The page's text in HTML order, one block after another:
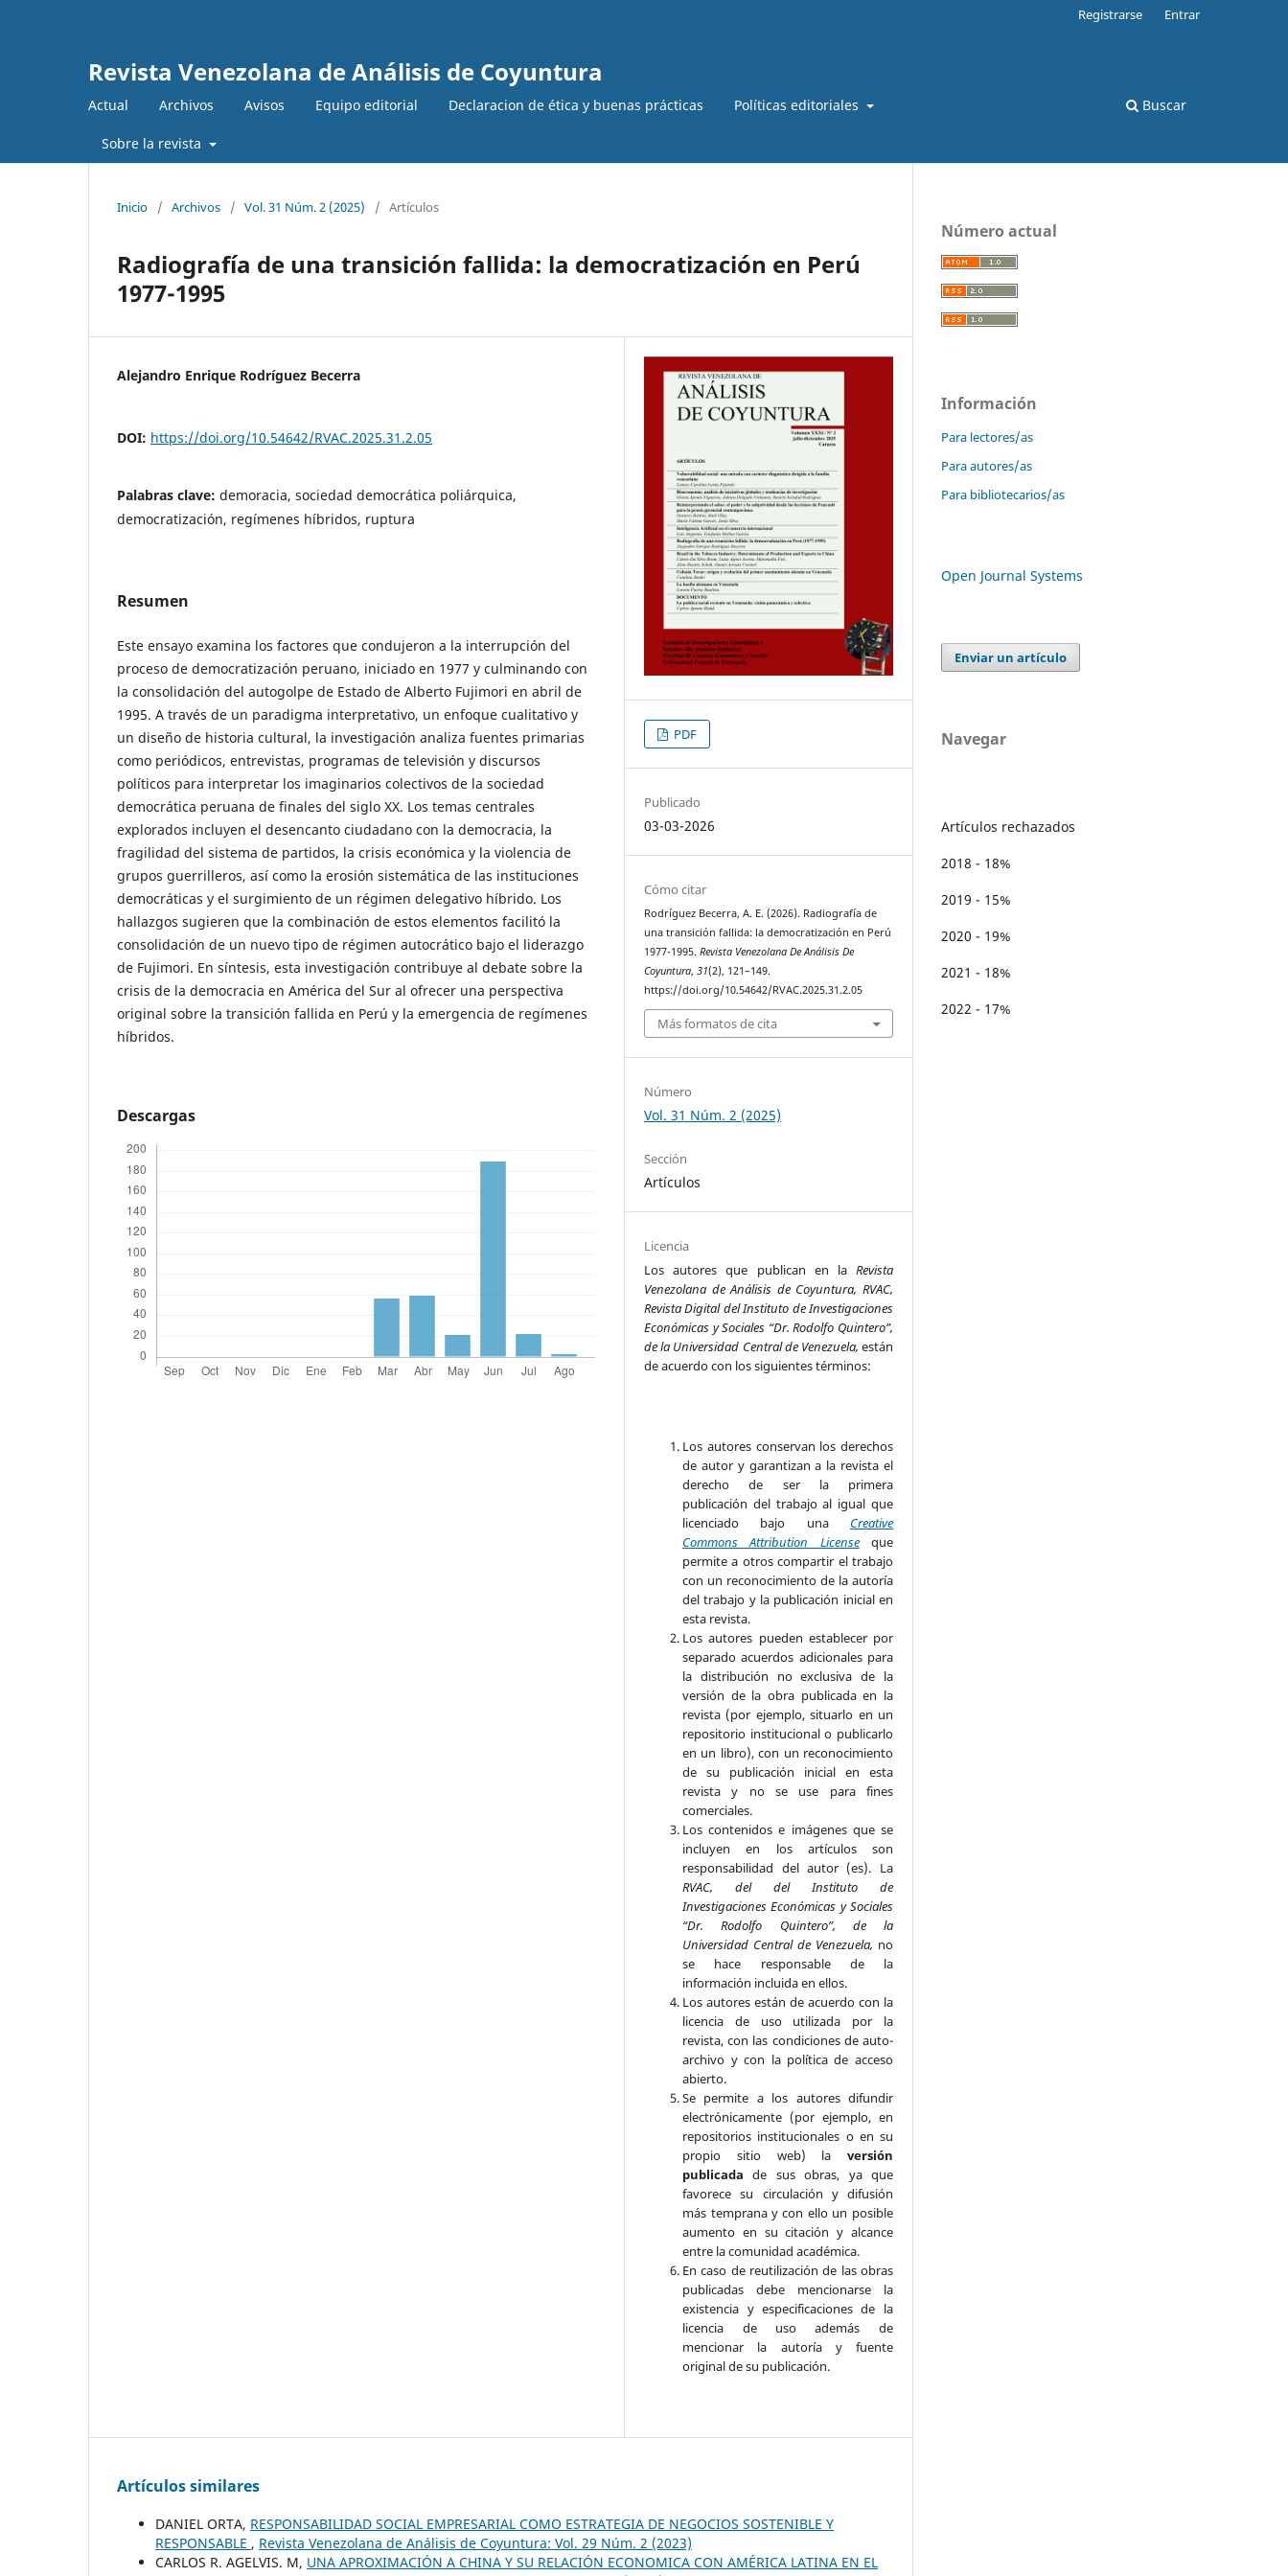
Revista Venezolana de Análisis de Coyuntura
Actual Archivos Avisos Equipo editorial Declaracion de ética y buenas prácticas Políticas editoriales
Sobre la revista
Buscar
Registrarse Entrar
Inicio / Archivos / Vol. 31 Núm. 2 (2025) / Artículos
Radiografía de una transición fallida: la democratización en Perú
1977-1995
Alejandro Enrique Rodríguez Becerra
DOI: https://doi.org/10.54642/RVAC.2025.31.2.05
Palabras clave: demoracia, sociedad democrática poliárquica,
democratización, regímenes híbridos, ruptura
Resumen
Este ensayo examina los factores que condujeron a la interrupción del
proceso de democratización peruano, iniciado en 1977 y culminando con
la consolidación del autogolpe de Estado de Alberto Fujimori en abril de
1995. A través de un paradigma interpretativo, un enfoque cualitativo y
un diseño de historia cultural, la investigación analiza fuentes primarias
como periódicos, entrevistas, programas de televisión y discursos
políticos para interpretar los imaginarios colectivos de la sociedad
democrática peruana de finales del siglo XX. Los temas centrales
explorados incluyen el desencanto ciudadano con la democracia, la
fragilidad del sistema de partidos, la crisis económica y la violencia de
grupos guerrilleros, así como la erosión sistemática de las instituciones
democráticas y el surgimiento de un régimen delegativo híbrido. Los
hallazgos sugieren que la combinación de estos elementos facilitó la
consolidación de un nuevo tipo de régimen autocrático bajo el liderazgo
de Fujimori. En síntesis, esta investigación contribuye al debate sobre la
crisis de la democracia en América del Sur al ofrecer una perspectiva
original sobre la transición fallida en Perú y la emergencia de regímenes
híbridos.
Descargas
PDF
Publicado
03-03-2026
Cómo citar
Rodríguez Becerra, A. E. (2026). Radiografía de
una transición fallida: la democratización en Perú
1977-1995.Revista Venezolana De Análisis De
Coyuntura,31(2), 121–149.
https://doi.org/10.54642/RVAC.2025.31.2.05
Más formatos de cita
Número
Vol. 31 Núm. 2 (2025)
Sección
Artículos
Licencia
Los autores que publican en la Revista
Venezolana de Análisis de Coyuntura, RVAC,
Revista Digital del Instituto de Investigaciones
Económicas y Sociales “Dr. Rodolfo Quintero”,
de la Universidad Central de Venezuela, están
de acuerdo con los siguientes términos:
Los autores conservan los derechos
de autor y garantizan a la revista el
derecho de ser la primera
publicación del trabajo al igual que
licenciado bajo una Creative
Commons Attribution Licenseque
permite a otros compartir el trabajo
con un reconocimiento de la autoría
del trabajo y la publicación inicial en
esta revista.
Los autores pueden establecer por
separado acuerdos adicionales para
la distribución no exclusiva de la
versión de la obra publicada en la
revista (por ejemplo, situarlo en un
repositorio institucional o publicarlo
en un libro), con un reconocimiento
de su publicación inicial en esta
revista y no se use para fines
comerciales.
Los contenidos e imágenes que se
incluyen en los artículos son
responsabilidad del autor (es). La
RVAC, del del Instituto de
Investigaciones Económicas y Sociales
“Dr. Rodolfo Quintero”, de la
Universidad Central de Venezuela, no
se hace responsable de la
información incluida en ellos.
Los autores están de acuerdo con la
licencia de uso utilizada por la
revista, con las condiciones de auto-
archivo y con la política de acceso
abierto.
Se permite a los autores difundir
electrónicamente (por ejemplo, en
repositorios institucionales o en su
propio sitio web) la versión
publicada de sus obras, ya que
favorece su circulación y difusión
más temprana y con ello un posible
aumento en su citación y alcance
entre la comunidad académica.
En caso de reutilización de las obras
publicadas debe mencionarse la
existencia y especificaciones de la
licencia de uso además de
mencionar la autoría y fuente
original de su publicación.
Artículos similares
DANIEL ORTA, RESPONSABILIDAD SOCIAL EMPRESARIAL COMO ESTRATEGIA DE NEGOCIOS SOSTENIBLE Y
RESPONSABLE , Revista Venezolana de Análisis de Coyuntura: Vol. 29 Núm. 2 (2023)
CARLOS R. AGELVIS. M, UNA APROXIMACIÓN A CHINA Y SU RELACIÓN ECONOMICA CON AMÉRICA LATINA EN EL
Número actual
Información
Para lectores/as
Para autores/as
Para bibliotecarios/as
Open Journal Systems
Enviar un artículo
Navegar
Artículos rechazados
2018 - 18%
2019 - 15%
2020 - 19%
2021 - 18%
2022 - 17%